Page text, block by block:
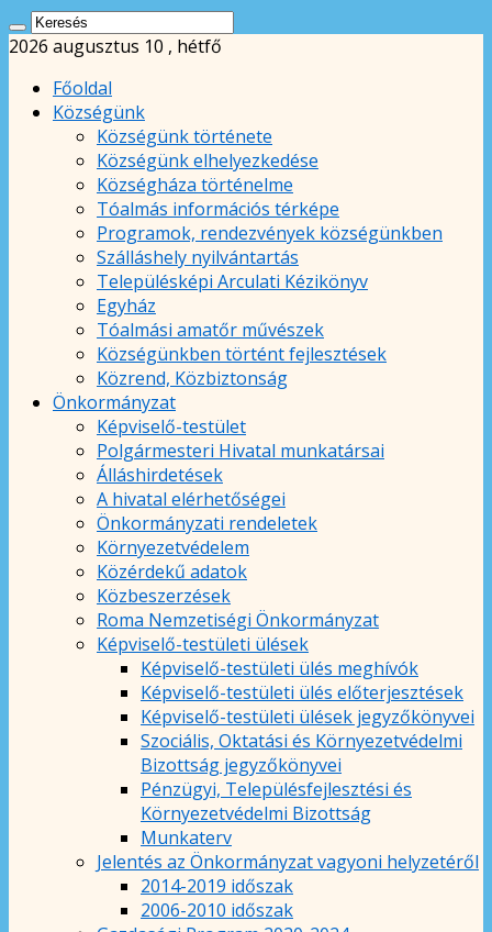
2026 augusztus 10 , hétfő
Főoldal
Községünk
Községünk története
Községünk elhelyezkedése
Községháza történelme
Tóalmás információs térképe
Programok, rendezvények községünkben
Szálláshely nyilvántartás
Településképi Arculati Kézikönyv
Egyház
Tóalmási amatőr művészek
Községünkben történt fejlesztések
Közrend, Közbiztonság
Önkormányzat
Képviselő-testület
Polgármesteri Hivatal munkatársai
Álláshirdetések
A hivatal elérhetőségei
Önkormányzati rendeletek
Környezetvédelem
Közérdekű adatok
Közbeszerzések
Roma Nemzetiségi Önkormányzat
Képviselő-testületi ülések
Képviselő-testületi ülés meghívók
Képviselő-testületi ülés előterjesztések
Képviselő-testületi ülések jegyzőkönyvei
Szociális, Oktatási és Környezetvédelmi
Bizottság jegyzőkönyvei
Pénzügyi, Településfejlesztési és
Környezetvédelmi Bizottság
Munkaterv
Jelentés az Önkormányzat vagyoni helyzetéről
2014-2019 időszak
2006-2010 időszak